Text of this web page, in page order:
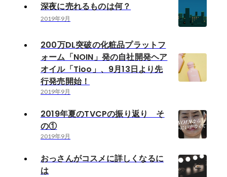
深夜に売れるものは何？
2019年9月
200万DL突破の化粧品プラットフ
ォーム「NOIN」発の自社開発ヘア
オイル「Tioo」、9月13日より先
行発売開始！
2019年9月
2019年夏のTVCPの振り返り そ
の①
2019年9月
おっさんがコスメに詳しくなるに
は